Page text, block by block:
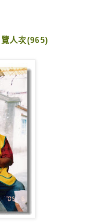
人次(965)